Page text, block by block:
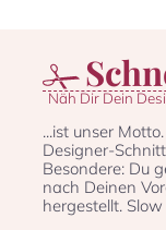
Näh Dir Dein
...ist unser
Designer-
Besondere: Du
nach Deinen
hergestellt.